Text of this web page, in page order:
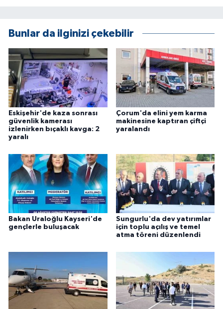
Bunlar da ilginizi çekebilir
Eskişehir'de kaza sonrası
güvenlik kamerası
izlenirken bıçaklı kavga: 2
yaralı
Çorum'da elini yem karma
makinesine kaptıran çiftçi
yaralandı
Bakan Uraloğlu Kayseri'de
gençlerle buluşacak
Sungurlu'da dev yatırımlar
için toplu açılış ve temel
atma töreni düzenlendi
Turizm
ÜLKE GÜNDEMİ
YAŞAM
Yerel Haberler